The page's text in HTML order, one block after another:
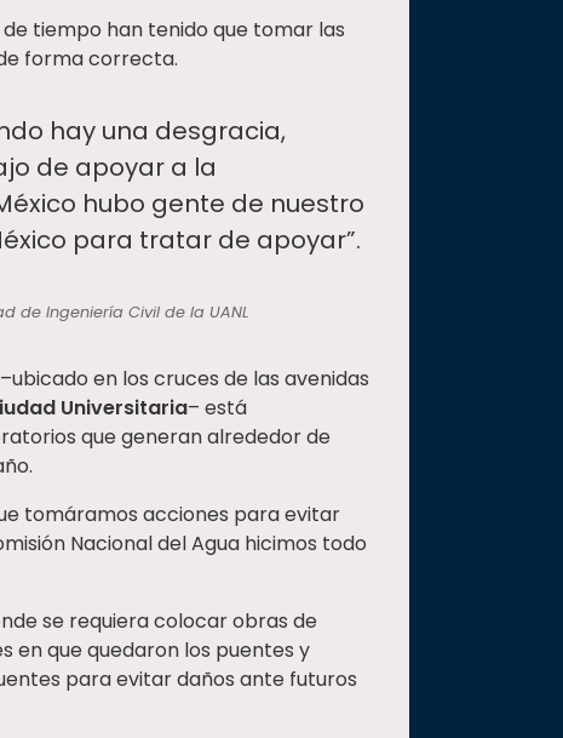
tiempo han tenido que tomar las
forma correcta.
hay una desgracia,
de apoyar a la
hubo gente de nuestro
para tratar de apoyar”.
de Ingeniería Civil de la UANL
en los cruces de las avenidas
Universitaria– está
que generan alrededor de
tomáramos acciones para evitar
Nacional del Agua hicimos todo
se requiera colocar obras de
en que quedaron los puentes y
para evitar daños ante futuros